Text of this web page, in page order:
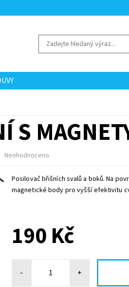
S
Neohodnoceno
Posilovač břišních svalů a boků. Na
magnetické body pro vyšší efektivitu
190 Kč
- +